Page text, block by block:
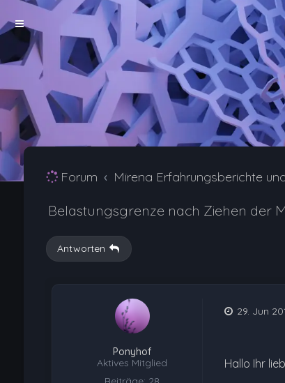
Forum Mirena Erfahrungsberichte
Belastungsgrenze nach Ziehen der
Antworten
Ponyhof
Aktives Mitglied
29. Jun
Hallo Ihr